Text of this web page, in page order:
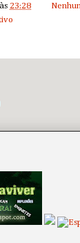
às 23:28